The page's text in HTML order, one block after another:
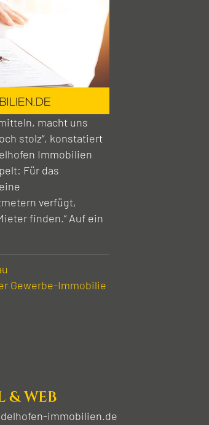
macht uns
stolz“, konstatiert
Immobilien
Für das
verfügt,
finden.“ Auf ein
Gewerbe-Immobilie
& WEB
immobilien.de